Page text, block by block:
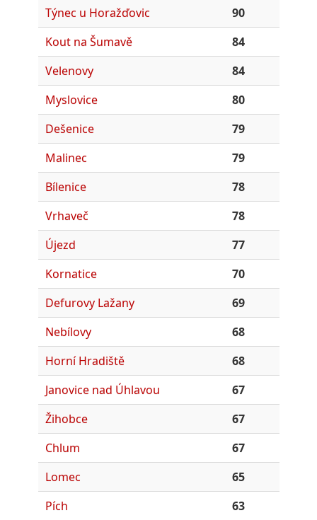
Týnec u Horažďovic
90
Kout na Šumavě
84
Velenovy
84
Myslovice
80
Dešenice
79
Malinec
79
Bílenice
78
Vrhaveč
78
Újezd
77
Kornatice
70
Defurovy Lažany
69
Nebílovy
68
Horní Hradiště
68
Janovice nad Úhlavou
67
Žihobce
67
Chlum
67
Lomec
65
Pích
63